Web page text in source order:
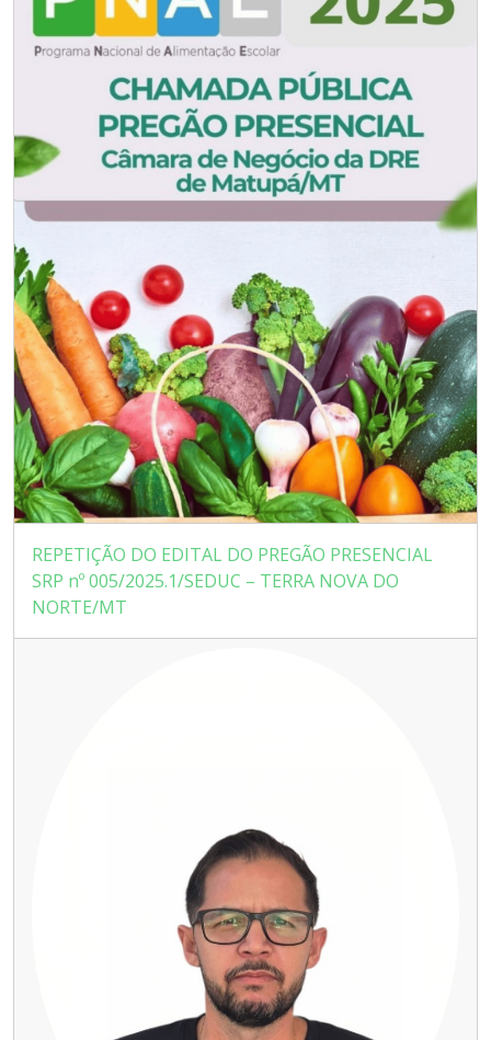
REPETIÇÃO DO EDITAL DO PREGÃO PRESENCIAL
SRP nº 005/2025.1/SEDUC – TERRA NOVA DO
NORTE/MT